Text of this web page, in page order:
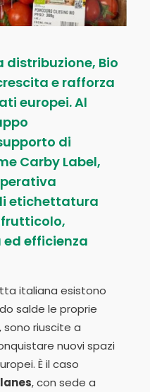
distribuzione, Bio
e rafforza
europei. Al
di
Carby Label,
etichettatura
efficienza
italiana esistono
salde le proprie
sono riuscite a
nuovi spazi
È il caso
, con sede a